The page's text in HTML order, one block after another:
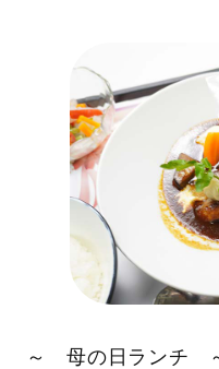
～ 母の日ランチ